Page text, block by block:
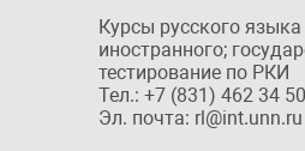
Курсы русского
иностранного;
тестирование по РКИ
Тел.: +7 (831) 462 34 50
Эл. почта: rl@int.unn.ru